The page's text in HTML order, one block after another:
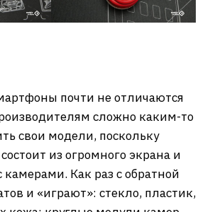
почти не отличаются
сложно каким-то
свои модели, поскольку
из огромного экрана и
камерами. Как раз с обратной
и «играют»: стекло, пластик,